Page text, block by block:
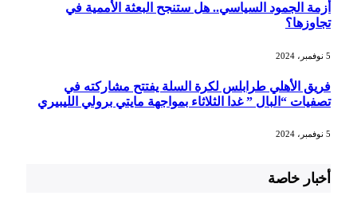
أزمة الجمود السياسي.. هل ستنجح البعثة الأممية في
تجاوزها؟
فريق الأهلي طرابلس لكرة السلة يفتتح مشاركته في
تصفيات “البال ” غدا الثلاثاء بمواجهة مايتي برولي الليبيري
أخبار خاصة